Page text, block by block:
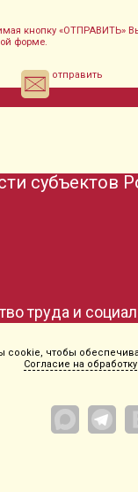
кнопку «ОТПРАВИТЬ»
форме.
отправить
субъектов
чтобы
Согласие на обработку